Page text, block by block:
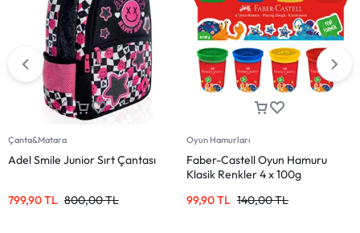
Çanta&Matara
Adel Smile Junior Sırt Çantası
800,00TL
799,90TL
Oyun Hamurları
Faber-Castell Oyun Hamuru
Klasik Renkler 4 x 100g
140,00TL
99,90TL